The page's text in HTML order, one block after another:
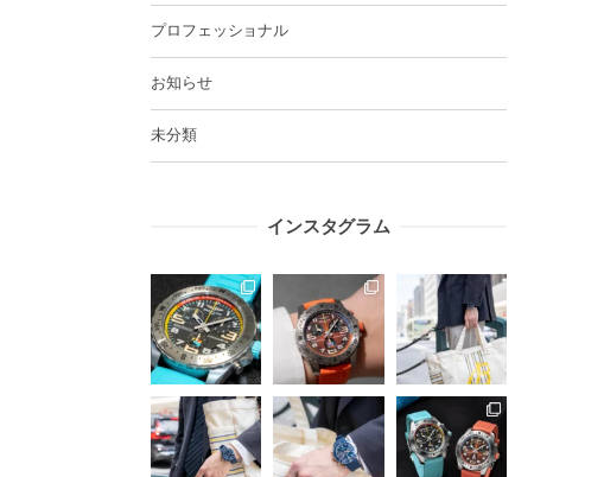
プロフェッショナル
お知らせ
未分類
インスタグラム